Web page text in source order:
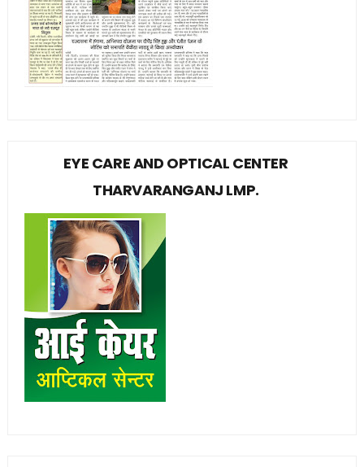
EYE CARE AND OPTICAL CENTER
THARVARANGANJ LMP.